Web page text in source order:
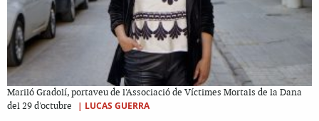
Mariló Gradolí, portaveu de l'Associació de Víctimes Mortals de la Dana
del 29 d'octubre
| LUCAS GUERRA